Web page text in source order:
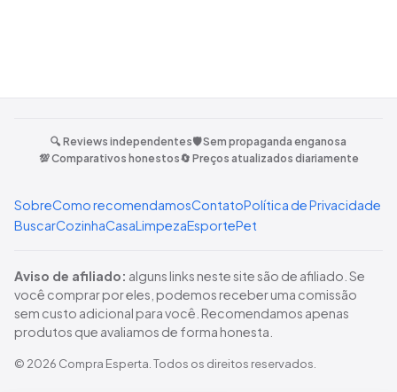
🔍 Reviews independentes🛡️ Sem propaganda enganosa
💯 Comparativos honestos🔄 Preços atualizados diariamente
SobreComo recomendamosContatoPolítica de Privacidade
BuscarCozinhaCasaLimpezaEsportePet
Aviso de afiliado: alguns links neste site são de afiliado. Se
você comprar por eles, podemos receber uma comissão
sem custo adicional para você. Recomendamos apenas
produtos que avaliamos de forma honesta.
© 2026 Compra Esperta. Todos os direitos reservados.